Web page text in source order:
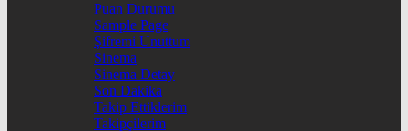
Puan Durumu
Sample Page
Şifremi Unuttum
Sinema
Sinema Detay
Son Dakika
Takip Ettiklerim
Takipçilerim